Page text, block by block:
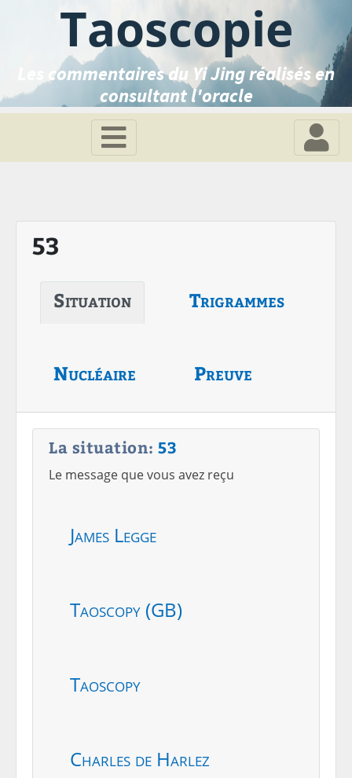
Taoscopie
Les commentaires du Yi Jing réalisés en
consultant l'oracle
53
Situation Trigrammes
Nucléaire Preuve
La situation: 53
Le message que vous avez reçu
James Legge
Taoscopy (GB)
Taoscopy
Charles de Harlez